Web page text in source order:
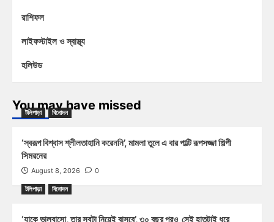
রাশিফল
লাইফস্টাইল ও স্বাস্থ্য
হলিউড
You may have missed
টলিপাড়া বিনোদন
‘স্বরূপ বিশ্বাস শ্লীলতাহানি করেননি’, মামলা তুলে এ বার পাল্টি রূপসজ্জা শিল্পী
সিমরনের
August 8, 2026 0
টলিপাড়া বিনোদন
‘যাকে ভালবাসো, তার সবটা নিয়েই বাসবে’, ৩০ বছর পরও সেই হাতটাই ধরে